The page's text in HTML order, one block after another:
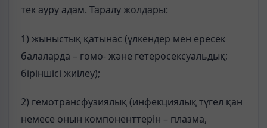
тек ауру адам. Таралу жолдары:
1) жыныстық қатынас (үлкендер мен ересек
балаларда – гомо- және гетеросексуальдық;
біріншісі жиілеу);
2) гемотрансфузиялық (инфекциялық түгел қан
немесе онын компоненттерін – плазма,